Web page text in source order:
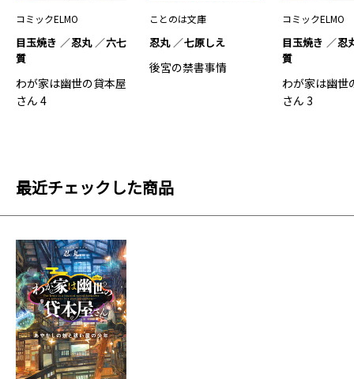
コミックELMO
目玉焼き 忍丸
六七
質
わが家は幽世の貸本屋
さん 4
ことのは文庫
忍丸 七原しえ
後宮の禁書事情
コミックELMO
目玉焼き
忍
質
わが家は幽世
さん 3
最近チェックした商品